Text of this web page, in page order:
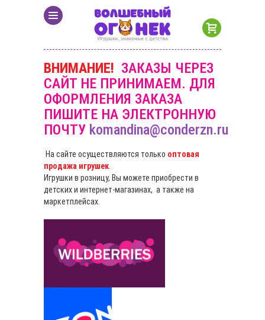
ВНИМАНИЕ! ЗАКАЗЫ ЧЕРЕЗ
САЙТ НЕ ПРИНИМАЕМ. ДЛЯ
ОФОРМЛЕНИЯ ЗАКАЗА
ПИШИТЕ НА ЭЛЕКТРОННУЮ
ПОЧТУ komandina@conderzn.ru
На сайте осуществляются только оптовая
продажа игрушек
Игрушки в розницу, Вы можете приобрести в
детских и интернет-магазинах, а также на
маркетплейсах.